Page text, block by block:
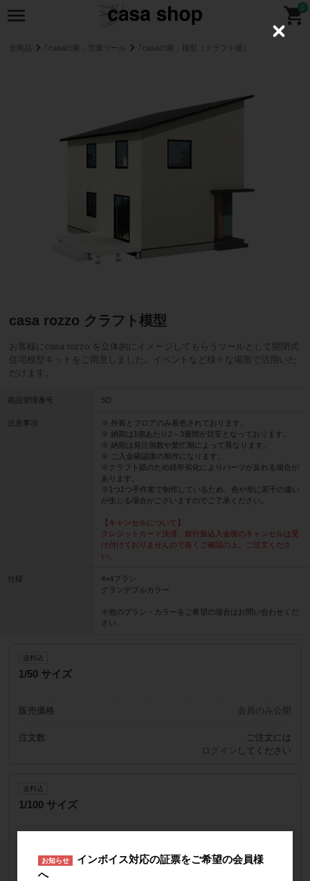
0
全商品 ｢casaの家」営業ツール ｢casaの家」模型（クラフト紙）
casa rozzo クラフト模型
お客様にcasa rozzo を立体的にイメージしてもらうツールとして開閉式
住宅模型キットをご用意しました。イベントなど様々な場面で活用いた
だけます。
商品管理番号 SD
注意事項
※ 外装とフロアのみ着色されております。
※ 納期は1個あたり2～3週間が目安となっております。
※ 納期は発注個数や繁忙期によって異なります。
※ ご入金確認後の製作になります。
※クラフト紙のため経年劣化によりパーツが反れる場合が
あります。
※1つ1つ手作業で制作しているため、色や形に若干の違い
が生じる場合がございますのでご了承ください。
【キャンセルについて】
クレジットカード決済、銀行振込入金後のキャンセルは受
け付けておりませんので良くご確認の上、ご注文くださ
い。
仕様
4×4プラン
グランデブルカラー
※他のプラン・カラーをご希望の場合はお問い合わせくだ
さい。
送料込
1/50 サイズ
販売価格 会員のみ公開
注文数
ご注文には
ログイン してください
送料込
1/100 サイズ
注文数
ご注文には
お知らせ
インボイス対応の証票をご希望の会員様
へ
C